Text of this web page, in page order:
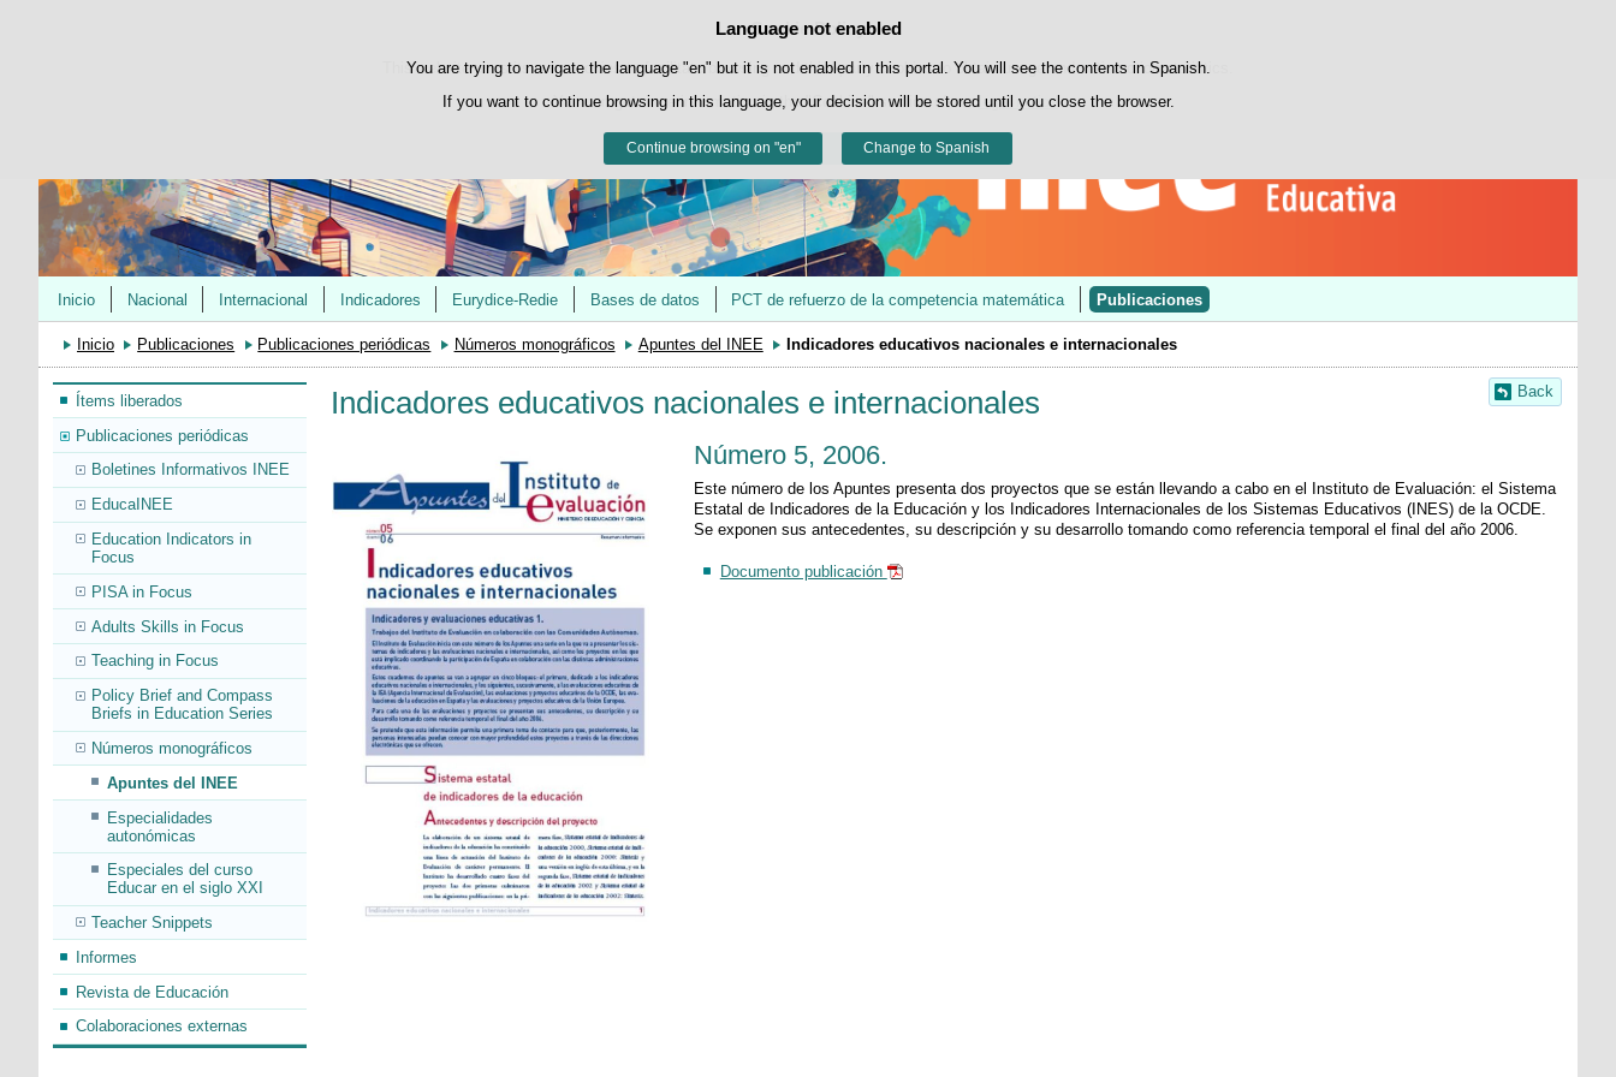
Cookie Policy
This website uses its own cookies to facilitate browsing and third-party cookies to obtain usage and satisfaction statistics.
You can get more information in the "Cookies" section of ourlegal notice.
Accept Reject
Language not enabled
You are trying to navigate the language "en" but it is not enabled in this portal. You will see the contents in Spanish.
If you want to continue browsing in this language, your decision will be stored until you close the browser.
Continue browsing on "en" Change to Spanish
Skip to content
Contacto
Inicio Nacional Internacional Indicadores Eurydice-Redie Bases de datos PCT de refuerzo de la competencia matemática Publicaciones
Inicio Publicaciones Publicaciones periódicas Números monográficos Apuntes del INEE Indicadores educativos nacionales e internacionales
Ítems liberados
Publicaciones periódicas
Boletines Informativos INEE
EducaINEE
Education Indicators in
Focus
PISA in Focus
Adults Skills in Focus
Teaching in Focus
Policy Brief and Compass
Briefs in Education Series
Números monográficos
Apuntes del INEE
Especialidades
autonómicas
Especiales del curso
Educar en el siglo XXI
Teacher Snippets
Informes
Revista de Educación
Colaboraciones externas
Back
Indicadores educativos nacionales e internacionales
Número 5, 2006.
Este número de los Apuntes presenta dos proyectos que se están llevando a cabo en el Instituto de Evaluación: el Sistema
Estatal de Indicadores de la Educación y los Indicadores Internacionales de los Sistemas Educativos (INES) de la OCDE.
Se exponen sus antecedentes, su descripción y su desarrollo tomando como referencia temporal el final del año 2006.
Documento publicación